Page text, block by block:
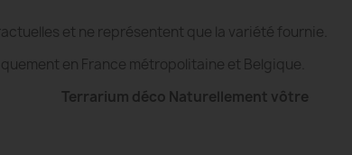
et ne représentent que la variété fournie.
en France métropolitaine et Belgique.
Terrarium déco Naturellement vôtre